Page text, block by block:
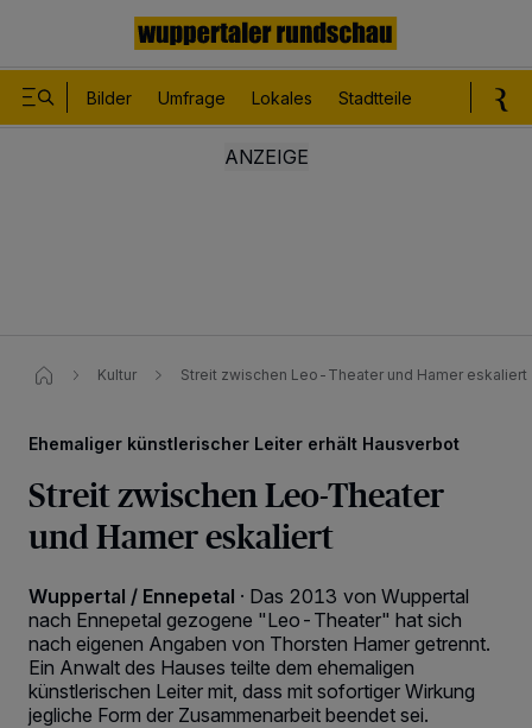
Bilder Umfrage Lokales Stadtteile
Kultur Streit zwischen Leo-Theater und Hamer eskaliert
Ehemaliger künstlerischer Leiter erhält Hausverbot
Streit zwischen Leo-Theater
und Hamer eskaliert
Wuppertal / Ennepetal · Das 2013 von Wuppertal
nach Ennepetal gezogene "Leo-Theater" hat sich
nach eigenen Angaben von Thorsten Hamer getrennt.
Ein Anwalt des Hauses teilte dem ehemaligen
künstlerischen Leiter mit, dass mit sofortiger Wirkung
jegliche Form der Zusammenarbeit beendet sei.